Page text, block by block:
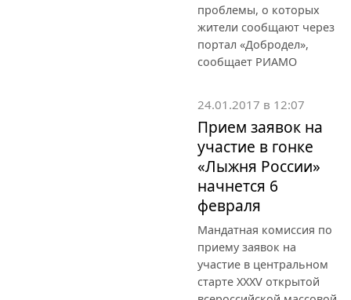
проблемы, о которых
жители сообщают через
портал «Добродел»,
сообщает РИАМО
24.01.2017 в 12:07
Прием заявок на
участие в гонке
«Лыжня России»
начнется 6
февраля
Мандатная комиссия по
приему заявок на
участие в центральном
старте XXXV открытой